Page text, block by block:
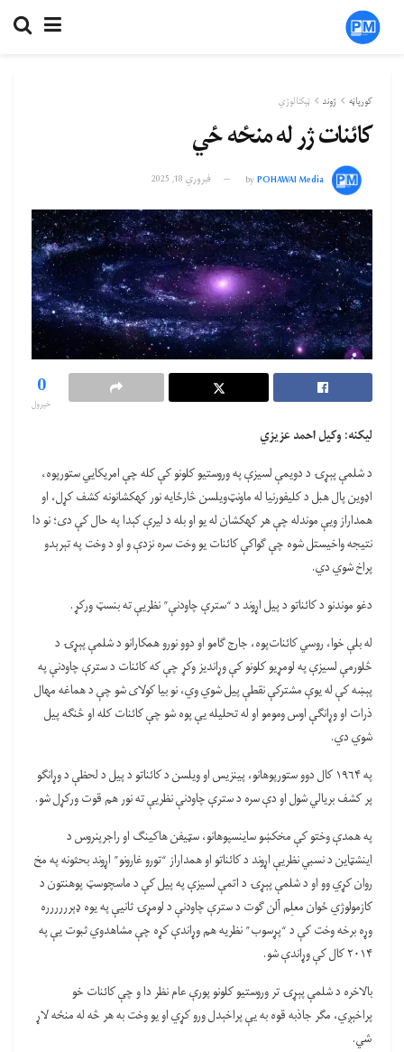
کورپاڼه ژوند ټېکنالوژي
کائنات ژر له منځه ځي
byPOHAWAI Media فبروري 18, 2025
0
خپرول
لیکنه: وکیل احمد عزیزي
د شلمې پېړۍ د دویمې لسیزې په وروستیو کلونو کې کله چې امریکایي ستورپوه،
اډوین پال هبل د کلیفورنیا له ماونټ‌ویلسن څارځایه نور کهکشانونه کشف کړل، او
همداراز ویې موندله چې هر کهکشان له یو او بله د لیرې کېدا په حال کې دی؛ نو دا
نتیجه واخیستل شوه چې ګواکې کائنات یو وخت سره نزدې و او د وخت په تېرېدو
پراخ شوي دي.
دغو موندنو د کائناتو د پیل اړوند د “سترې چاودنې” نظریې ته بنسټ ورکړ.
له بلې خوا، روسي کائنات‌پوه، جارج ګامو او دوو نورو همکارانو د شلمې پېړۍ د
څلورمې لسیزې په لومړیو کلونو کې وړاندیز وکړ چې که کائنات د سترې چاودنې په
پېښه کې له یوې مشترکې نقطې پیل شوي وي، نو بیا کولای شو چې د هماغه مهال
ذرات او وړانګې اوس ومومو او له تحلیله یې پوه شو چې کائنات کله او څنګه پیل
شوي دي.
په ۱۹۶۴ کال دوو ستورپوهانو، پینزیس او ویلسن د کائناتو د پیل د لحظې د وړانګو
پر کشف بریالي شول او دې سره د سترې چاودنې نظریې ته نور هم قوت ورکړل شو.
په همدې وختو کې مخکښو ساینسپوهانو، سټیفن هاکینګ او راجرپنروس د
اینشټاین د نسبي نظریې اړوند د کائناتو او همداراز “تورو غارونو” اړوند بحثونه په مخ
روان کړي وو او د شلمې پېړۍ د اتمې لسیزې په پیل کې د ماسچوسټ پوهنتون د
کازمولوژي ځوان معلِم آلن ګوت د سترې چاودنې د لومړۍ ثانیې په یوه ډېرررررره
وړه برخه وخت کې د “پړسوب” نظریه هم وړاندې کړه چې مشاهدوي ثبوت یې په
۲۰۱۴ کال کې وړاندې شو.
بالاخره د شلمې پېړۍ تر وروستیو کلونو پورې عام نظر دا و چې کائنات خو
پراخېږي، مګر جاذبه قوه به یې پراخېدل ورو کړي او یو وخت به هر څه له منځه لاړ
شي.